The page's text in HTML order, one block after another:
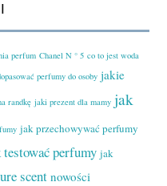
perfum Chanel N ° 5 co to jest woda
perfumy do osoby jakie
randkę jaki prezent dla mamy jak
jak przechowywać perfumy
testować perfumy jak
scent nowości